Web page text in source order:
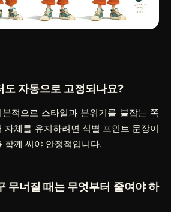
자동으로 고정되나요?
적으로 스타일과 분위기를 붙잡는 쪽
자체를 유지하려면 식별 포인트 문장이
함께 써야 안정적입니다.
무너질 때는 무엇부터 줄여야 하